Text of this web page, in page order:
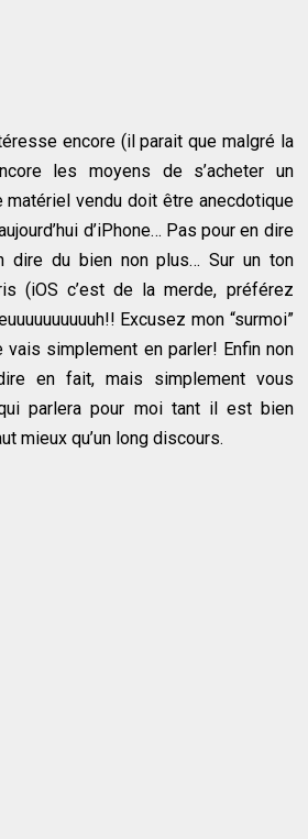
encore (il parait que malgré la
les moyens de s’acheter un
matériel vendu doit être anecdotique
d’iPhone… Pas pour en dire
dire du bien non plus… Sur un ton
(iOS c’est de la merde, préférez
Excusez mon “surmoi”
simplement en parler! Enfin non
en fait, mais simplement vous
parlera pour moi tant il est bien
mieux qu’un long discours.